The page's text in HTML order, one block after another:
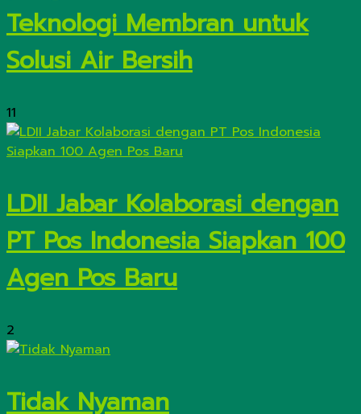
Teknologi Membran untuk
Solusi Air Bersih
11
LDII Jabar Kolaborasi dengan
PT Pos Indonesia Siapkan 100
Agen Pos Baru
2
Tidak Nyaman